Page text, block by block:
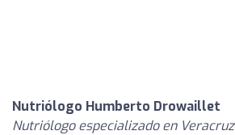
Nutriólogo Humberto Drowaillet
Nutriólogo especializado en Veracruz